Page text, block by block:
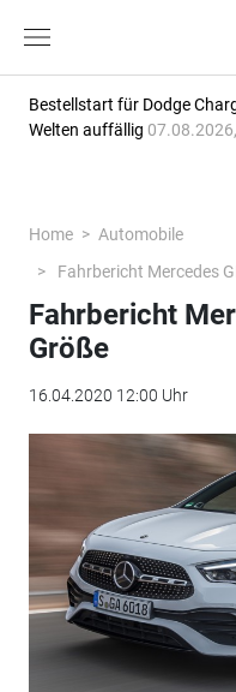
Bestellstart für Dodge
Welten auffällig
Home
Automobile
Fahrbericht Mercedes
Fahrbericht
Größe
16.04.2020 12:00 Uhr